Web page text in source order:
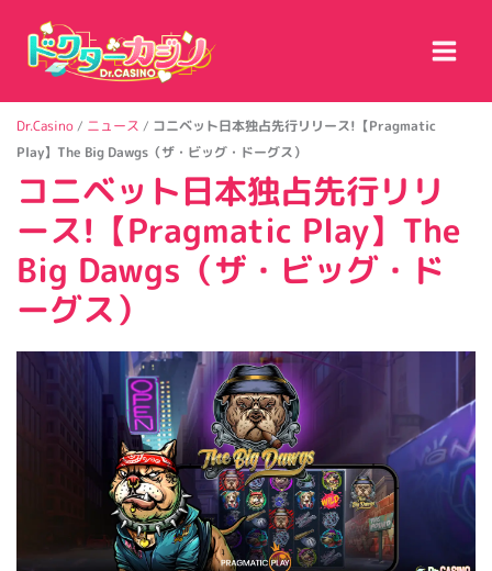
Dr.Casino/ ニュース / コニベット日本独占先行リリース!【Pragmatic
Play】The Big Dawgs（ザ・ビッグ・ドーグス）
コニベット日本独占先行リリ
ース!【Pragmatic Play】The
Big Dawgs（ザ・ビッグ・ド
ーグス）